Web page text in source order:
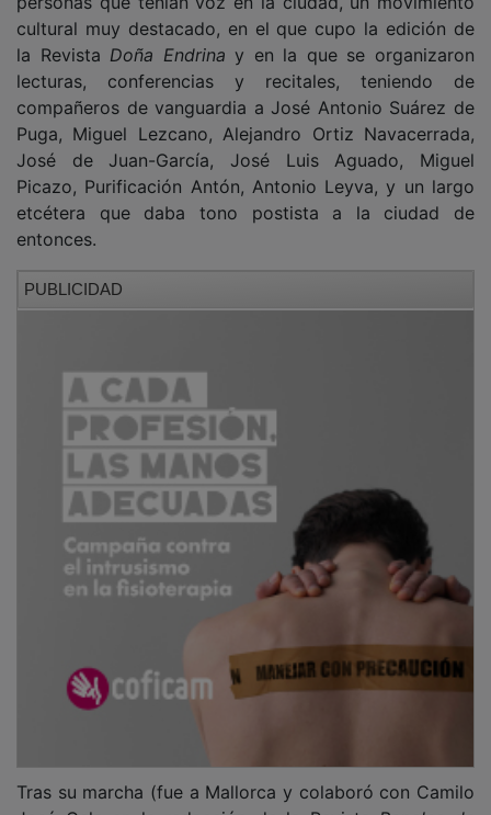
cultural muy destacado, en el que cupo la edición de
la RevistaDoña Endrina y en la que se organizaron
lecturas, conferencias y recitales, teniendo de
compañeros de vanguardia a José Antonio Suárez de
Puga, Miguel Lezcano, Alejandro Ortiz Navacerrada,
José de Juan-García, José Luis Aguado, Miguel
Picazo, Purificación Antón, Antonio Leyva, y un largo
etcétera que daba tono postista a la ciudad de
entonces.
José Cela en la redacción de la Revista Papeles de